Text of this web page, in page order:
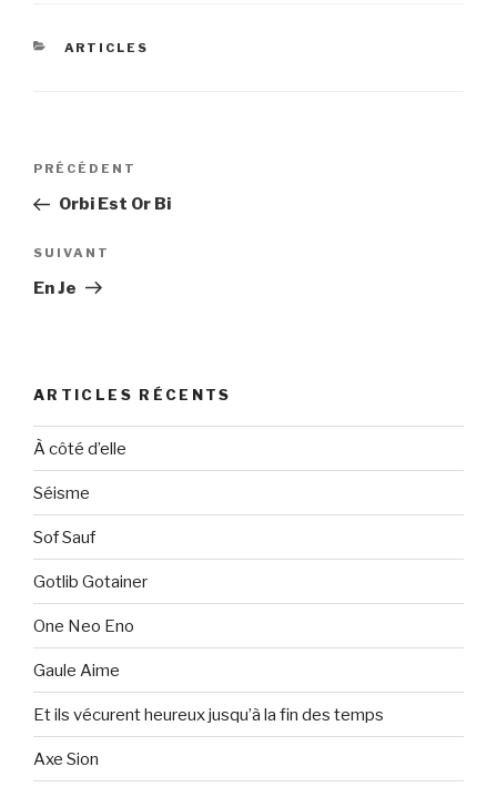
CATÉGORIES
ARTICLES
Navigation
l’article
Article
précédent
PRÉCÉDENT
Orbi Est Or Bi
Article
suivant
SUIVANT
En Je
ARTICLES RÉCENTS
À côté d’elle
Séisme
Sof Sauf
Gotlib Gotainer
One Neo Eno
Gaule Aime
Et ils vécurent heureux jusqu’à la fin des temps
Axe Sion